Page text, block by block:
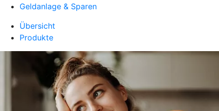
Geldanlage & Sparen
Übersicht
Produkte